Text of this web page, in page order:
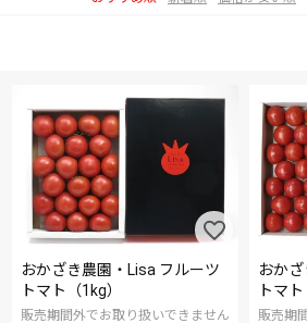
おかざき農園・Lisa フルーツ
トマト（1kg）
販売期間外でお取り扱いできません
おか
トマト
販売期